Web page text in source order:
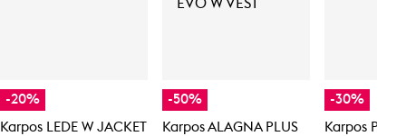
-20%
Karpos LEDE W JACKET
-50%
Karpos ALAGNA PLUS
-30%
Karpos